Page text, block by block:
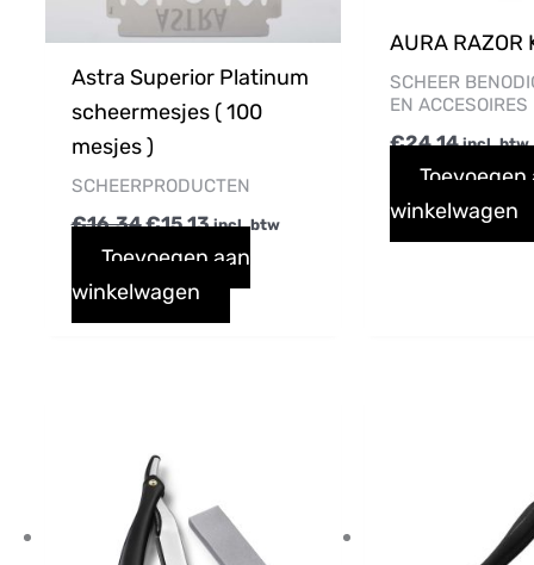
Astra Superior Platinum
scheermesjes ( 100
mesjes )
SCHEERPRODUCTEN
€16,34€15,13 incl. btw
Toevoegen aan
winkelwagen
AURA RAZOR
SCHEER
EN ACCESOIRES
€24,14 incl. btw
Toevoegen
winkelwagen